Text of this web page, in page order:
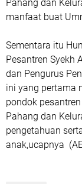
Pahang dan
manfaat buat
Sementara itu
Pesantren Syekh
dan Pengurus
ini yang pertama
pondok
Pahang dan
pengetahuan
anak,ucapnya